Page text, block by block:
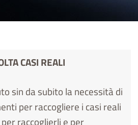
CASI REALI
sin da subito la necessità di
per raccogliere i casi reali
raccoglierli e per